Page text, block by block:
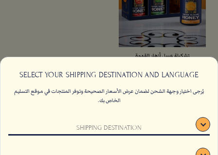
SELECT YOUR SHIPPING DESTINATION AND LANGUAGE
يُرجى اختيار وجهة الشحن لضمان عرض الأسعار الصحيحة وتوفر المنتجات في موقع التسليم
الخاص بك.
SHIPPING DESTINATION
تشكيلة عسل أزهار القهوة
من
AED 215
اتصل بنا
الاسئلة الشائعة